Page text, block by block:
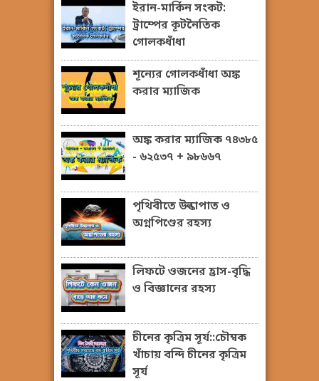
ইরান-মার্কিন সংকট:
ট্রাম্পের কূটনৈতিক
গোলকধাঁধা
শূন্যের গোলকধাঁধা অঙ্ক
করার ম্যাজিক
অঙ্ক করার ম্যাজিক ৭৪৩৮৫
- ৬২৫৩৭ + ৯৮৬৬৭
পৃথিবীতে উল্কাপাত ও
অগ্নপিণ্ডের রহস্য
লিফটে ওজনের হ্রাস-বৃদ্ধি
ও বিজ্ঞানের রহস্য
চীনের কৃত্রিম সূর্য::চৌম্বক
খাঁচায় বন্দি চীনের কৃত্রিম
সূর্য